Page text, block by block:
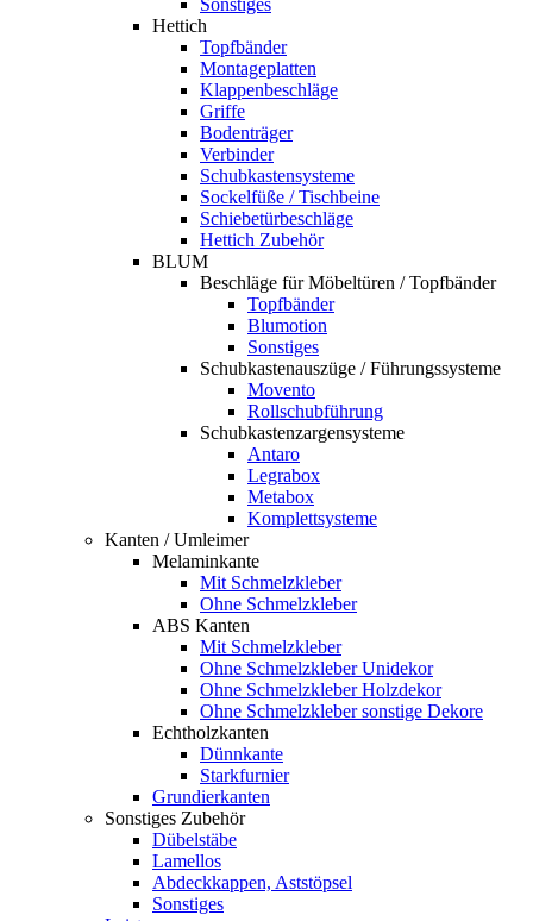
Sonstiges
Hettich
Topfbänder
Montageplatten
Klappenbeschläge
Griffe
Bodenträger
Verbinder
Schubkastensysteme
Sockelfüße / Tischbeine
Schiebetürbeschläge
Hettich Zubehör
BLUM
Beschläge für Möbeltüren / Topfbänder
Topfbänder
Blumotion
Sonstiges
Schubkastenauszüge / Führungssysteme
Movento
Rollschubführung
Schubkastenzargensysteme
Antaro
Legrabox
Metabox
Komplettsysteme
Kanten / Umleimer
Melaminkante
Mit Schmelzkleber
Ohne Schmelzkleber
ABS Kanten
Mit Schmelzkleber
Ohne Schmelzkleber Unidekor
Ohne Schmelzkleber Holzdekor
Ohne Schmelzkleber sonstige Dekore
Echtholzkanten
Dünnkante
Starkfurnier
Grundierkanten
Sonstiges Zubehör
Dübelstäbe
Lamellos
Abdeckkappen, Aststöpsel
Sonstiges